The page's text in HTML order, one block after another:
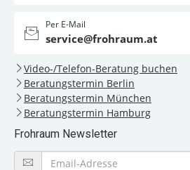
Per E-Mail
service@frohraum.at
Video-/Telefon-Beratung buchen
Beratungstermin Berlin
Beratungstermin München
Beratungstermin Hamburg
Frohraum Newsletter